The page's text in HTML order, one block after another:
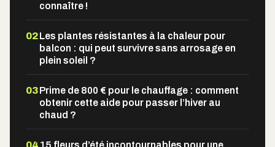
connaître !
02 Les plantes résistantes à la chaleur pour
balcon : qui peut survivre sans arrosage en
plein soleil ?
03 Prime de 800 € pour le chauffage : comment
obtenir cette aide pour passer l’hiver au
chaud ?